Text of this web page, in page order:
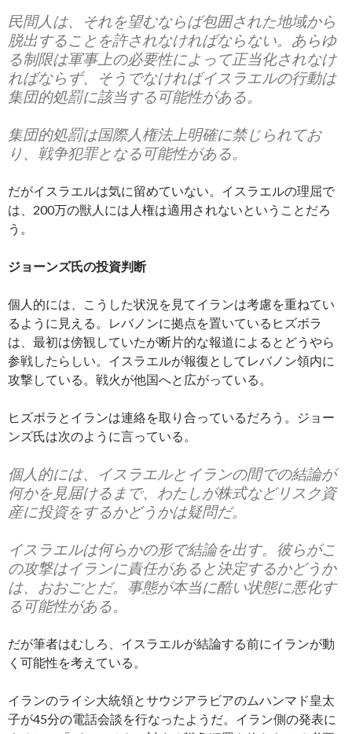
民間人は、それを望むならば包囲された地域から
脱出することを許されなければならない。あらゆ
る制限は軍事上の必要性によって正当化されなけ
ればならず、そうでなければイスラエルの行動は
集団的処罰に該当する可能性がある。
集団的処罰は国際人権法上明確に禁じられてお
り、戦争犯罪となる可能性がある。
だがイスラエルは気に留めていない。イスラエルの理屈で
は、200万の獣人には人権は適用されないということだろ
う。
ジョーンズ氏の投資判断
個人的には、こうした状況を見てイランは考慮を重ねてい
るように見える。レバノンに拠点を置いているヒズボラ
は、最初は傍観していたが断片的な報道によるとどうやら
参戦したらしい。イスラエルが報復としてレバノン領内に
攻撃している。戦火が他国へと広がっている。
ヒズボラとイランは連絡を取り合っているだろう。ジョー
ンズ氏は次のように言っている。
個人的には、イスラエルとイランの間での結論が
何かを見届けるまで、わたしが株式などリスク資
産に投資をするかどうかは疑問だ。
イスラエルは何らかの形で結論を出す。彼らがこ
の攻撃はイランに責任があると決定するかどうか
は、おおごとだ。事態が本当に酷い状態に悪化す
る可能性がある。
だが筆者はむしろ、イスラエルが結論する前にイランが動
く可能性を考えている。
イランのライシ大統領とサウジアラビアのムハンマド皇太
子が45分の電話会談を行なったようだ。イラン側の発表に